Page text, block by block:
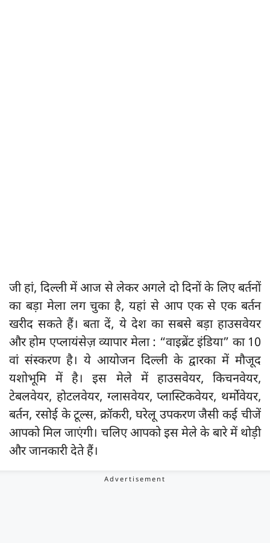
जी हां, दिल्ली में आज से लेकर अगले दो दिनों के लिए बर्तनों
का बड़ा मेला लग चुका है, यहां से आप एक से एक बर्तन
खरीद सकते हैं। बता दें, ये देश का सबसे बड़ा हाउसवेयर
और होम एप्लायंसेज़ व्यापार मेला : “वाइब्रेंट इंडिया” का 10
वां संस्करण है। ये आयोजन दिल्ली के द्वारका में मौजूद
यशोभूमि में है। इस मेले में हाउसवेयर, किचनवेयर,
टेबलवेयर, होटलवेयर, ग्लासवेयर, प्लास्टिकवेयर, थर्मोवेयर,
बर्तन, रसोई के टूल्स, क्रॉकरी, घरेलू उपकरण जैसी कई चीजें
आपको मिल जाएंगी। चलिए आपको इस मेले के बारे में थोड़ी
और जानकारी देते हैं।